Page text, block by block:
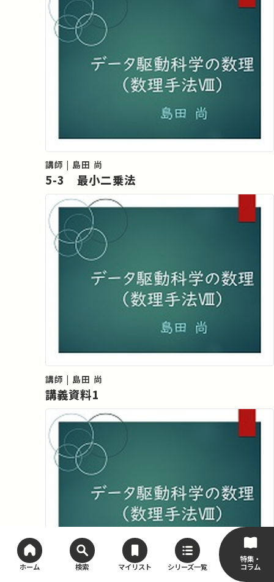
ホーム 検索 マイリスト シリーズ一覧
特集・
コラム
講師 | 島田 尚
5-3 最小二乗法
講師 | 島田 尚
講義資料1